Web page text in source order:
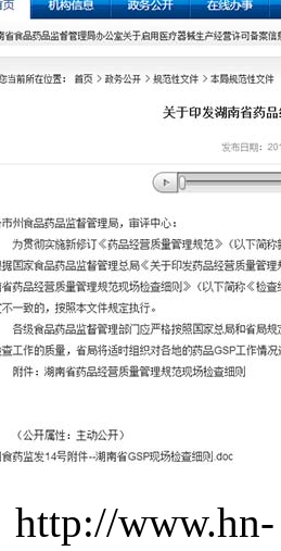
http://www.hn-